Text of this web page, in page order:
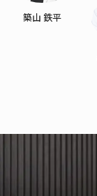
築山 鉄平